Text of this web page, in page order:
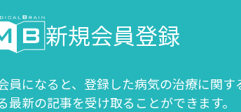
新規会員登録
員になると、登録した病気の治療に関す
最新の記事を受け取ることができます。